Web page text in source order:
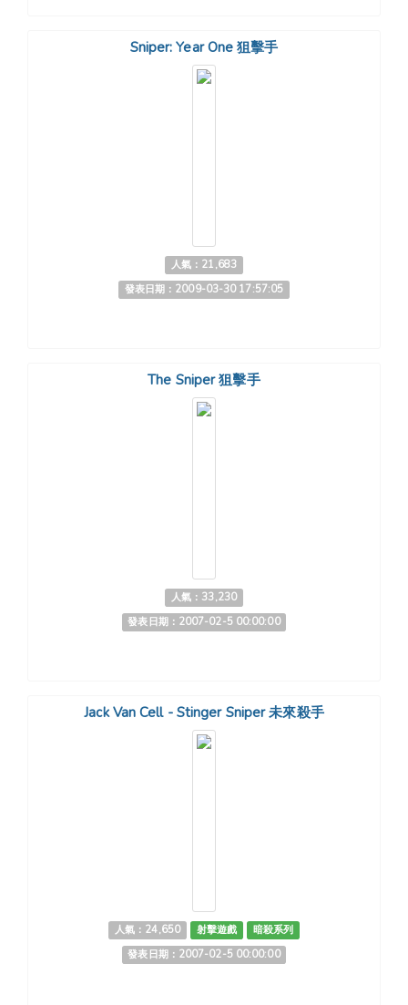
Sniper: Year One 狙擊手
人氣：21,683
發表日期：2009-03-30 17:57:05
The Sniper 狙擊手
人氣：33,230
發表日期：2007-02-5 00:00:00
Jack Van Cell - Stinger Sniper 未來殺手
人氣：24,650 射擊遊戲
暗殺系列
發表日期：2007-02-5 00:00:00